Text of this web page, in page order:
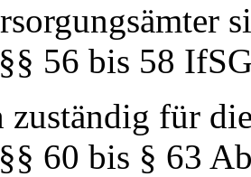
56 bis 58
für
60 bis § 63